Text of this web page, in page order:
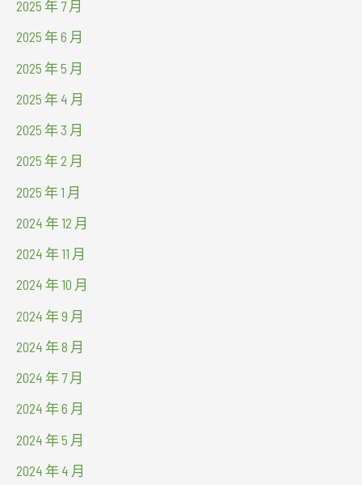
2025 年 7 月
2025 年 6 月
2025 年 5 月
2025 年 4 月
2025 年 3 月
2025 年 2 月
2025 年 1 月
2024 年 12 月
2024 年 11 月
2024 年 10 月
2024 年 9 月
2024 年 8 月
2024 年 7 月
2024 年 6 月
2024 年 5 月
2024 年 4 月